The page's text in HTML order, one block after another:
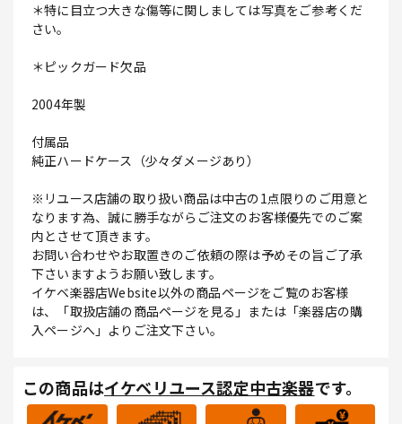
＊特に目立つ大きな傷等に関しましては写真をご参考くだ
さい。
＊ピックガード欠品
2004年製
付属品
純正ハードケース（少々ダメージあり）
※リユース店舗の取り扱い商品は中古の1点限りのご用意と
なります為、誠に勝手ながらご注文のお客様優先でのご案
内とさせて頂きます。
お問い合わせやお取置きのご依頼の際は予めその旨ご了承
下さいますようお願い致します。
イケベ楽器店Website以外の商品ページをご覧のお客様
は、「取扱店舗の商品ページを見る」または「楽器店の購
入ページへ」よりご注文下さい。
この商品はイケベリユース認定中古楽器です。